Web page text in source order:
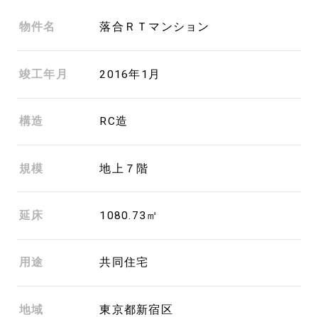
物件名 落合ＲＴマンション
竣工年月 2016年1月
構造 RC造
規模 地上７階
延床 1080.73㎡
用途 共同住宅
地域 東京都新宿区